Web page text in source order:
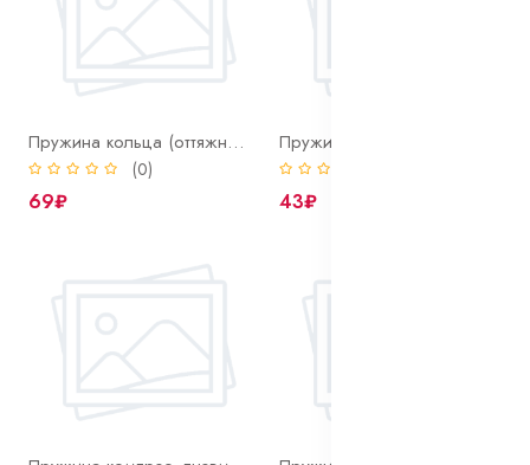
Пружина кольца (оттяжного рычага сцепл.) автомобиля кам.а.з
(0)
69₽
Пружина КОМ
43₽